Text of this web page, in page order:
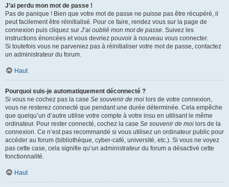
J’ai perdu mon mot de passe !
Pas de panique ! Bien que votre mot de passe ne puisse pas être récupéré, il
peut facilement être réinitialisé. Pour ce faire, rendez vous sur la page de
connexion puis cliquez sur J’ai oublié mon mot de passe. Suivez les
instructions énoncées et vous devriez pouvoir à nouveau vous connecter.
Si toutefois vous ne parveniez pas à réinitialiser votre mot de passe, contactez
un administrateur du forum.
Haut
Pourquoi suis-je automatiquement déconnecté ?
Si vous ne cochez pas la case Se souvenir de moi lors de votre connexion,
vous ne resterez connecté que pendant une durée déterminée. Cela empêche
que quelqu’un d’autre utilise votre compte à votre insu en utilisant le même
ordinateur. Pour rester connecté, cochez la case Se souvenir de moi lors de la
connexion. Ce n’est pas recommandé si vous utilisez un ordinateur public pour
accéder au forum (bibliothèque, cyber-café, université, etc.). Si vous ne voyez
pas cette case, cela signifie qu’un administrateur du forum a désactivé cette
fonctionnalité.
Haut